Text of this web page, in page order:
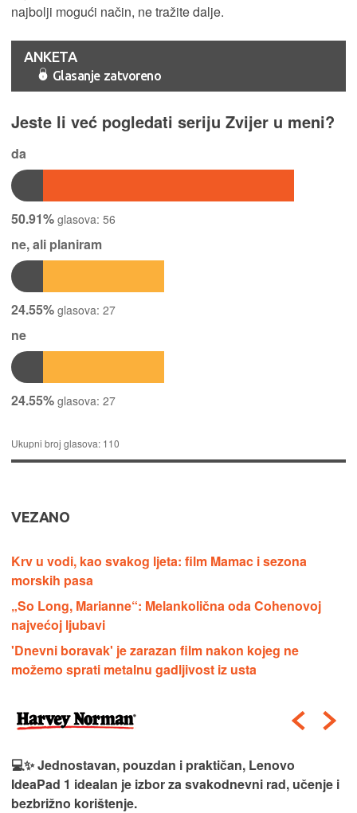
najbolji mogući način, ne tražite dalje.
ANKETA
Glasanje zatvoreno
Jeste li već pogledati seriju Zvijer u meni?
da
50.91% glasova: 56
ne, ali planiram
24.55% glasova: 27
ne
24.55% glasova: 27
Ukupni broj glasova: 110
VEZANO
Krv u vodi, kao svakog ljeta: film Mamac i sezona
morskih pasa
„So Long, Marianne“: Melankolična oda Cohenovoj
najvećoj ljubavi
'Dnevni boravak' je zarazan film nakon kojeg ne
možemo sprati metalnu gadljivost iz usta
💻✨ Jednostavan, pouzdan i praktičan, Lenovo
IdeaPad 1 idealan je izbor za svakodnevni rad, učenje i
bezbrižno korištenje.